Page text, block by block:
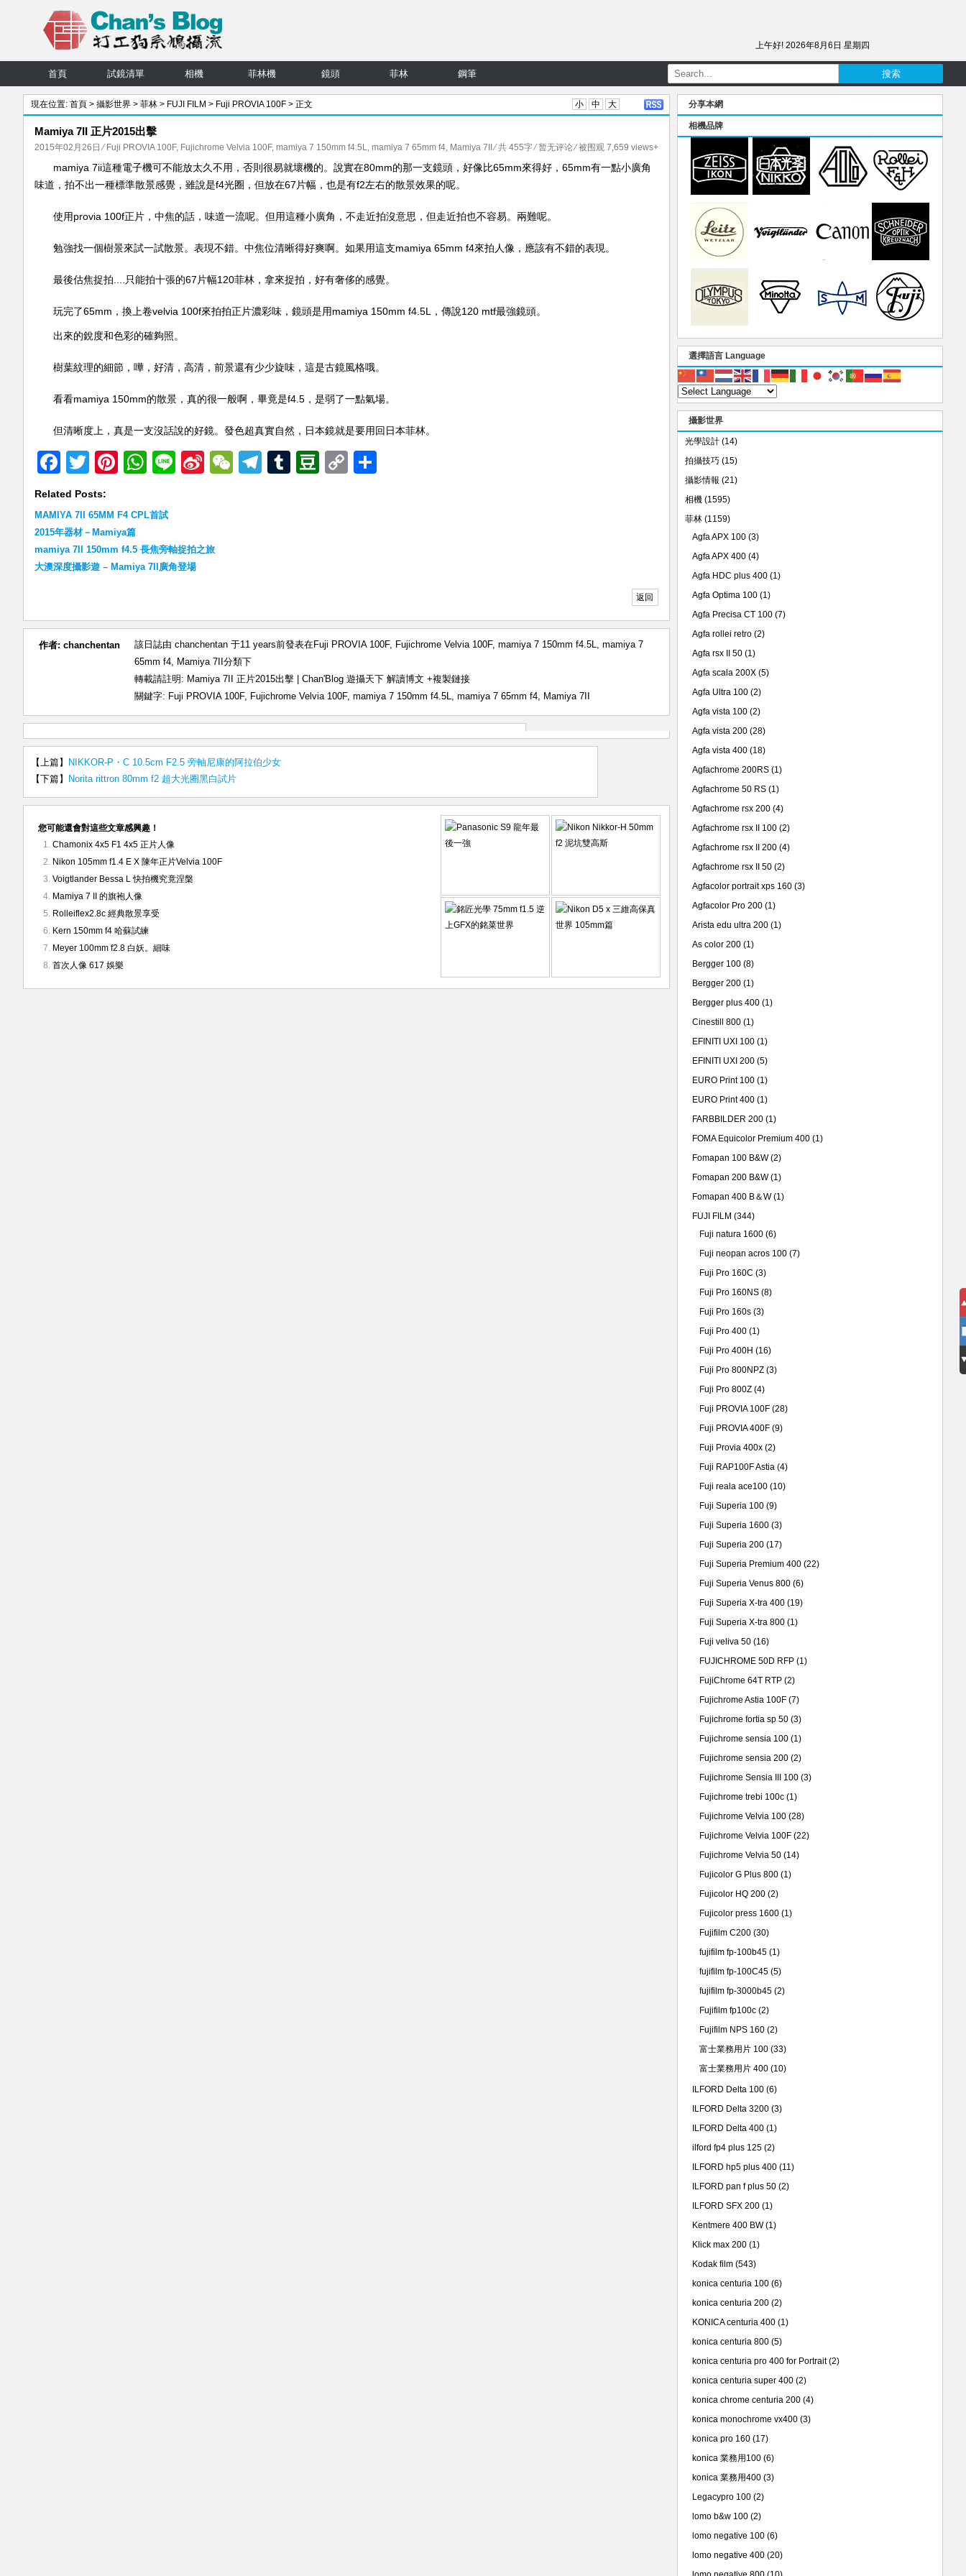
上午好! 2026年8月6日 星期四
首頁 試鏡清單 相機 菲林機 鏡頭 菲林 鋼筆
現在位置: 首頁 > 攝影世界 > 菲林 > FUJI FILM > Fuji PROVIA 100F > 正文 小 中 大
Mamiya 7II 正片2015出擊
2015年02月26日 ⁄ Fuji PROVIA 100F, Fujichrome Velvia 100F, mamiya 7 150mm f4.5L, mamiya 7 65mm f4, Mamiya 7II ⁄ 共 455字⁄暂无评论⁄ 被围观 7,659 views+
mamiya 7ii這種電子機可不能放太久不用，否則很易就壞機的。說實在80mm的那一支鏡頭，好像比65mm來得好，65mm有一點小廣角
味道，拍不出一種標準散景感覺，雖說是f4光圈，但放在67片幅，也是有f2左右的散景效果的呢。
使用provia 100f正片，中焦的話，味道一流呢。但用這種小廣角，不走近拍沒意思，但走近拍也不容易。兩難呢。
勉強找一個樹景來試一試散景。表現不錯。中焦位清晰得好爽啊。如果用這支mamiya 65mm f4來拍人像，應該有不錯的表現。
最後估焦捉拍....只能拍十張的67片幅120菲林，拿來捉拍，好有奢侈的感覺。
玩完了65mm，換上卷velvia 100f來拍拍正片濃彩味，鏡頭是用mamiya 150mm f4.5L，傳說120 mtf最強鏡頭。
出來的銳度和色彩的確夠照。
樹葉紋理的細節，嘩，好清，高清，前景還有少少旋味，這是古鏡風格哦。
看看mamiya 150mm的散景，真的很一般啊，畢竟是f4.5，是弱了一點氣場。
但清晰度上，真是一支沒話說的好鏡。發色超真實自然，日本鏡就是要用回日本菲林。
Facebook
TwitterPinterest
WhatsApp
LineSinaWeChat
Telegram
Tumblr
Douban
Copy
Related Posts:
MAMIYA 7II 65MM F4 CPL首試
2015年器材－Mamiya篇
mamiya 7II 150mm f4.5 長焦旁軸捉拍之旅
大澳深度攝影遊 – Mamiya 7II廣角登場
返回
作者: chanchentan 該日誌由 chanchentan 于11 years前發表在Fuji PROVIA 100F, Fujichrome Velvia 100F, mamiya 7 150mm f4.5L, mamiya 7
65mm f4, Mamiya 7II 分類下
轉載請註明: Mamiya 7II 正片2015出擊 | Chan'Blog 遊攝天下 解讀博文 +複製鏈接
關鍵字: Fuji PROVIA 100F, Fujichrome Velvia 100F, mamiya 7 150mm f4.5L, mamiya 7 65mm f4, Mamiya 7II
【上篇】
NIKKOR-P・C 10.5cm F2.5 旁軸尼康的阿拉伯少女
【下篇】
Norita rittron 80mm f2 超大光圈黑白試片
您可能還會對這些文章感興趣！
Chamonix 4x5 F1 4x5 正片人像
Nikon 105mm f1.4 E X 陳年正片Velvia 100F
Voigtlander Bessa L 快拍機究竟涅槃
Mamiya 7 II 的旗袍人像
Rolleiflex2.8c 經典散景享受
Kern 150mm f4 哈蘇試練
Meyer 100mm f2.8 白妖。細味
首次人像 617 娛樂
分享本網
相機品牌
選擇語言 Language
攝影世界
光學設計 (14)
拍攝技巧 (15)
攝影情報 (21)
相機 (1595)
菲林 (1159)
Agfa APX 100 (3)
Agfa APX 400 (4)
Agfa HDC plus 400 (1)
Agfa Optima 100 (1)
Agfa Precisa CT 100 (7)
Agfa rollei retro (2)
Agfa rsx II 50 (1)
Agfa scala 200X (5)
Agfa Ultra 100 (2)
Agfa vista 100 (2)
Agfa vista 200 (28)
Agfa vista 400 (18)
Agfachrome 200RS (1)
Agfachrome 50 RS (1)
Agfachrome rsx 200 (4)
Agfachrome rsx II 100 (2)
Agfachrome rsx II 200 (4)
Agfachrome rsx II 50 (2)
Agfacolor portrait xps 160 (3)
Agfacolor Pro 200 (1)
Arista edu ultra 200 (1)
As color 200 (1)
Bergger 100 (8)
Bergger 200 (1)
Bergger plus 400 (1)
Cinestill 800 (1)
EFINITI UXI 100 (1)
EFINITI UXI 200 (5)
EURO Print 100 (1)
EURO Print 400 (1)
FARBBILDER 200 (1)
FOMA Equicolor Premium 400 (1)
Fomapan 100 B&W(2)
Fomapan 200 B&W(1)
Fomapan 400 B＆W(1)
FUJI FILM (344)
Fuji natura 1600 (6)
Fuji neopan acros 100 (7)
Fuji Pro 160C (3)
Fuji Pro 160NS (8)
Fuji Pro 160s (3)
Fuji Pro 400 (1)
Fuji Pro 400H (16)
Fuji Pro 800NPZ (3)
Fuji Pro 800Z (4)
Fuji PROVIA 100F (28)
Fuji PROVIA 400F (9)
Fuji Provia 400x (2)
Fuji RAP100F Astia (4)
Fuji reala ace100 (10)
Fuji Superia 100 (9)
Fuji Superia 1600 (3)
Fuji Superia 200 (17)
Fuji Superia Premium 400 (22)
Fuji Superia Venus 800 (6)
Fuji Superia X-tra 400 (19)
Fuji Superia X-tra 800 (1)
Fuji veliva 50 (16)
FUJICHROME 50D RFP (1)
FujiChrome 64T RTP (2)
Fujichrome Astia 100F (7)
Fujichrome fortia sp 50 (3)
Fujichrome sensia 100 (1)
Fujichrome sensia 200 (2)
Fujichrome Sensia III 100 (3)
Fujichrome trebi 100c (1)
Fujichrome Velvia 100 (28)
Fujichrome Velvia 100F (22)
Fujichrome Velvia 50 (14)
Fujicolor G Plus 800 (1)
Fujicolor HQ 200 (2)
Fujicolor press 1600 (1)
Fujifilm C200 (30)
fujifilm fp-100b45 (1)
fujifilm fp-100C45 (5)
fujifilm fp-3000b45 (2)
Fujifilm fp100c (2)
Fujifilm NPS 160 (2)
富士業務用片 100 (33)
富士業務用片 400 (10)
ILFORD Delta 100 (6)
ILFORD Delta 3200 (3)
ILFORD Delta 400 (1)
ilford fp4 plus 125 (2)
ILFORD hp5 plus 400 (11)
ILFORD pan f plus 50 (2)
ILFORD SFX 200 (1)
Kentmere 400 BW(1)
Klick max 200 (1)
Kodak film (543)
konica centuria 100 (6)
konica centuria 200 (2)
KONICA centuria 400 (1)
konica centuria 800 (5)
konica centuria pro 400 for Portrait(2)
konica centuria super 400 (2)
konica chrome centuria 200 (4)
konica monochrome vx400 (3)
konica pro 160 (17)
konica 業務用100 (6)
konica 業務用400 (3)
Legacypro 100 (2)
lomo b&w 100 (2)
lomo negative 100 (6)
lomo negative 400 (20)